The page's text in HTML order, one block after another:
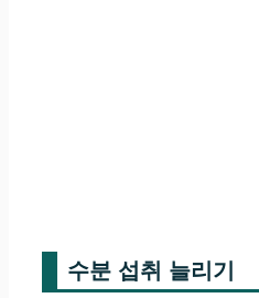
수분 섭취 늘리기